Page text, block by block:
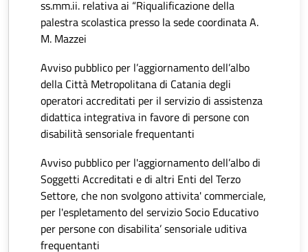
ss.mm.ii. relativa ai “Riqualificazione della
palestra scolastica presso la sede coordinata A.
M. Mazzei
Avviso pubblico per l’aggiornamento dell’albo
della Città Metropolitana di Catania degli
operatori accreditati per il servizio di assistenza
didattica integrativa in favore di persone con
disabilità sensoriale frequentanti
Avviso pubblico per l'aggiornamento dell’albo di
Soggetti Accreditati e di altri Enti del Terzo
Settore, che non svolgono attivita' commerciale,
per l'espletamento del servizio Socio Educativo
per persone con disabilita’ sensoriale uditiva
frequentanti